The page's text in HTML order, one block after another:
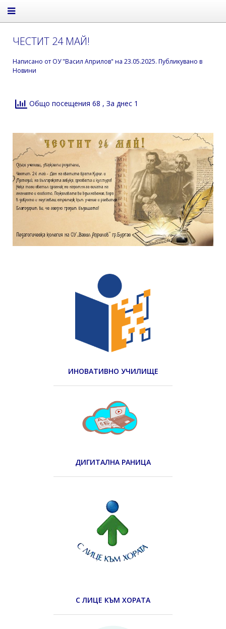
ЧЕСТИТ 24 МАЙ!
Написано от ОУ "Васил Априлов" на 23.05.2025. Публикувано в
Новини
Общо посещения 68 , За днес 1
ИНОВАТИВНО УЧИЛИЩЕ
ДИГИТАЛНА РАНИЦА
С ЛИЦЕ КЪМ ХОРАТА